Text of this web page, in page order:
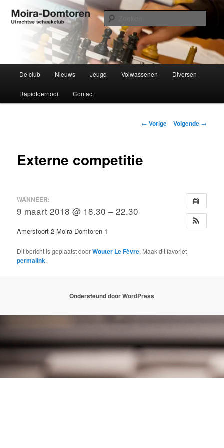
naar
Moira-Domtoren
Utrechtse schaakclub opgericht 1934
De club Nieuws Jeugd Volwassenen Diversen
Rapidtoernooi Contact
Bericht
← Vorige Volgende →
Externe competitie
WANNEER:
9 maart 2018 @ 18.30 – 22.30
Amersfoort 2 Moira-Domtoren 1
Dit bericht is geplaatst doorWouter Le Fèvre. Maak dit favoriet
permalink.
Ondersteund door WordPress